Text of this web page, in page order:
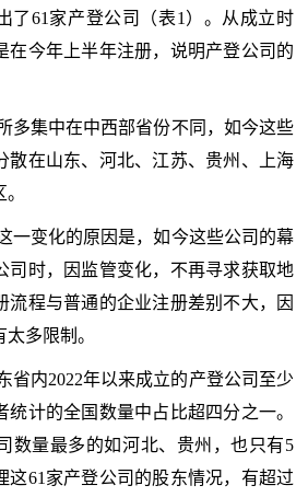
了61家产登公司（表1）。从成立时
在今年上半年注册，说明产登公司的
多集中在中西部省份不同，如今这些
散在山东、河北、江苏、贵州、上海
一变化的原因是，如今这些公司的幕
司时，因监管变化，不再寻求获取地
流程与普通的企业注册差别不大，因
多限制。
省内2022年以来成立的产登公司至少
统计的全国数量中占比超四分之一。
数量最多的如河北、贵州，也只有5
这61家产登公司的股东情况，有超过